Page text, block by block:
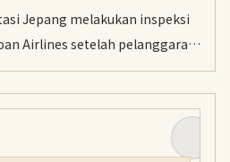
Jepang melakukan inspeksi
Airlines setelah pelanggaran
oleh kru kabin menyebabkan